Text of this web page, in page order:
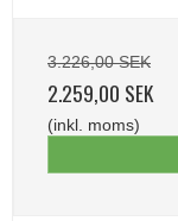
3.226,00 SEK
2.259,00 SEK
(inkl. moms)